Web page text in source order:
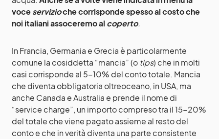
voceservizioche corrisponde spesso al costo che
noi italiani assoceremo al coperto.
In Francia, Germania e Grecia è particolarmente
comune la cosiddetta “mancia” (o tips) che in molti
casi corrisponde al 5-10% del conto totale. Mancia
che diventa obbligatoria oltreoceano, in USA, ma
anche Canada e Australia e prende il nome di
“service charge”, un importo compreso tra il 15-20%
del totale che viene pagato assieme al resto del
conto e che in verità diventa una parte consistente